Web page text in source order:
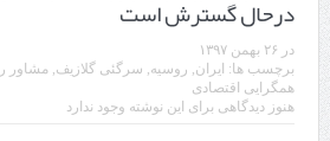
گزارش ویژه؛
طرز تهیه خورش خلال
درحال گسترش است
در ۲۶ بهمن ۱۳۹۷
برچسب ها: ایران, روسیه, سرگئی گلازیف, مشاور
همگرایی اقتصادی
هنوز دیدگاهی برای این نوشته وجود ندارد